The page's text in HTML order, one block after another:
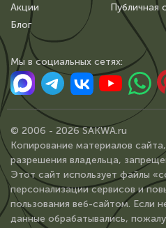
Акции
Блог
Публичная
Мы в сoциальных сетях:
© 2006 - 2026 SAKWA.ru
Копирование материалов
разрешения владельца,
Этот сайт использует файлы
персонализации сервисов и
пользования веб-сайтом. Если
данные обрабатывались,